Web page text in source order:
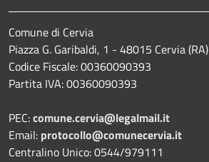
Comune di Cervia
Piazza G. Garibaldi, 1 - 48015 Cervia (RA)
Codice Fiscale: 00360090393
Partita IVA: 00360090393
PEC:comune.cervia@legalmail.it
Email: protocollo@comunecervia.it
Centralino Unico: 0544/979111